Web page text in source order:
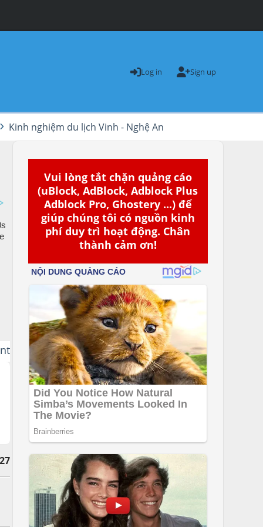
Log in Sign up
Kinh nghiệm du lịch Vinh - Nghệ An
Vui lòng tắt chặn quảng cáo
(uBlock, AdBlock, Adblock Plus
Adblock Pro, Ghostery ...) để
giúp chúng tôi có nguồn kinh
phí duy trì hoạt động. Chân
thành cảm ơn!